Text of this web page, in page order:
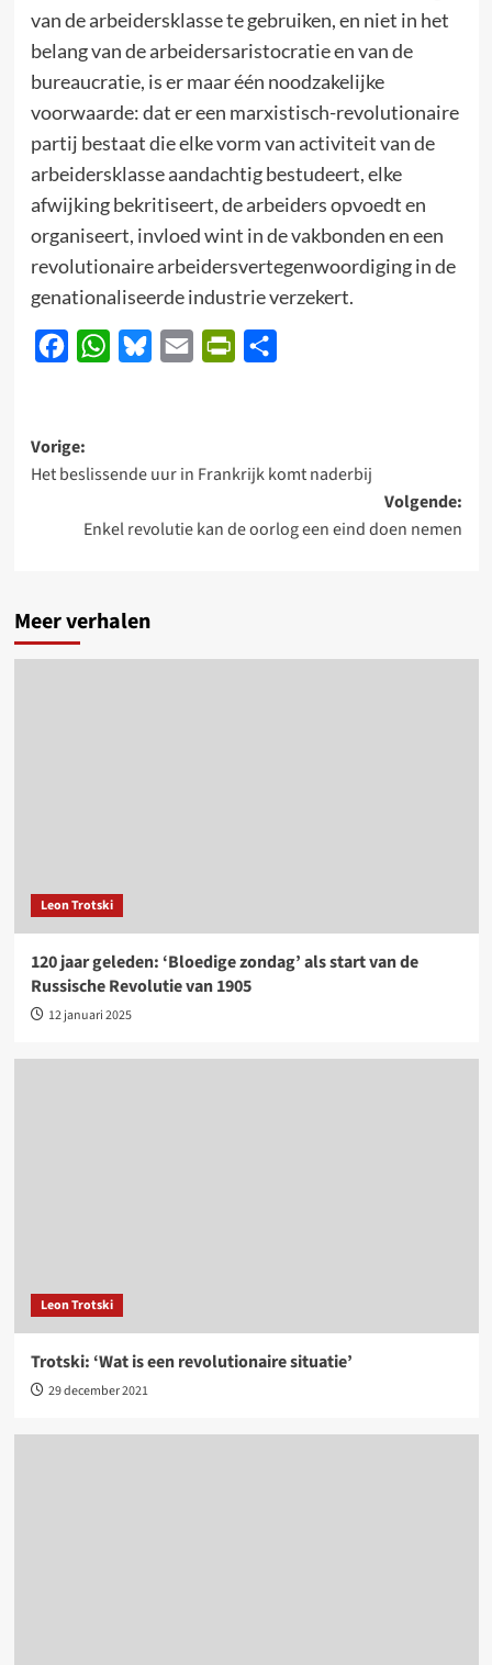
van de arbeidersklasse te gebruiken, en niet in het
belang van de arbeidersaristocratie en van de
bureaucratie, is er maar één noodzakelijke
voorwaarde: dat er een marxistisch-revolutionaire
partij bestaat die elke vorm van activiteit van de
arbeidersklasse aandachtig bestudeert, elke
afwijking bekritiseert, de arbeiders opvoedt en
organiseert, invloed wint in de vakbonden en een
revolutionaire arbeidersvertegenwoordiging in de
genationaliseerde industrie verzekert.
FacebookWhatsApp
BlueskyEmail PrintFriendly
Bericht
navigatie
Vorige:
Het beslissende uur in Frankrijk komt naderbij
Volgende:
Enkel revolutie kan de oorlog een eind doen nemen
Meer verhalen
Leon Trotski
120 jaar geleden: ‘Bloedige zondag’ als start van de
Russische Revolutie van 1905
12 januari 2025
Leon Trotski
Trotski: ‘Wat is een revolutionaire situatie’
29 december 2021